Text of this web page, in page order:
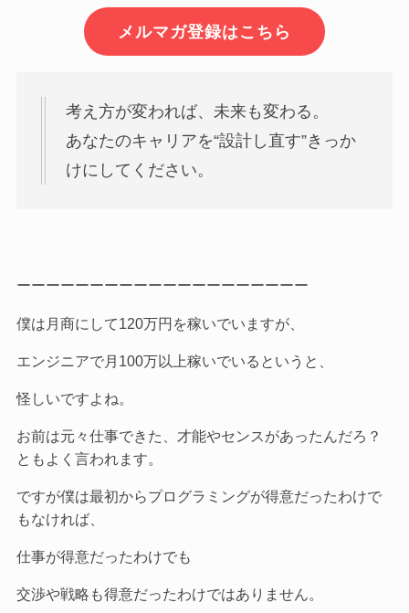
メルマガ登録はこちら
考え方が変われば、未来も変わる。
あなたのキャリアを“設計し直す”きっか
けにしてください。
ーーーーーーーーーーーーーーーーーーーー
僕は月商にして120万円を稼いでいますが、
エンジニアで月100万以上稼いでいるというと、
怪しいですよね。
お前は元々仕事できた、才能やセンスがあったんだろ？
ともよく言われます。
ですが僕は最初からプログラミングが得意だったわけで
もなければ、
仕事が得意だったわけでも
交渉や戦略も得意だったわけではありません。